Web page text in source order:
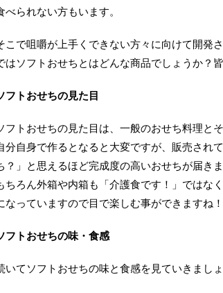
べられない方もいます。
こで咀嚼が上手くできない方々に向けて開発
はソフトおせちとはどんな商品でしょうか？
フトおせちの見た目
フトおせちの見た目は、一般のおせち料理と
分自身で作るとなると大変ですが、販売され
？」と思えるほど完成度の高いおせちが届きま
ちろん外箱や内箱も「介護食です！」ではな
なっていますので目で楽しむ事ができますね！
フトおせちの味・食感
いてソフトおせちの味と食感を見ていきましょ